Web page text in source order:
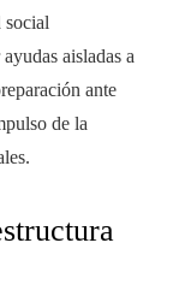
social
aisladas a
ante
de la